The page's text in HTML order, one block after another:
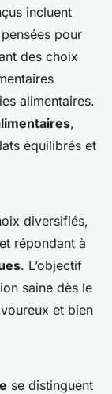
incluent
pour
des choix
alimentaires.
,
équilibrés et
diversifiés,
répondant à
. L’objectif
saine dès le
et bien
se distinguent